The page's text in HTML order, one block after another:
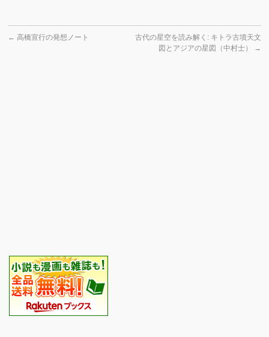
← 高橋宣行の発想ノート
古代の星空を読み解く: キトラ古墳天文
図とアジアの星図（中村士）
→